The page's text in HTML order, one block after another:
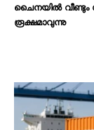
ചൈനയിൽ
രൂക്ഷമാവുന്നു